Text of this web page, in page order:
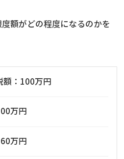
額がどの程度になるのかを
額：100万円
万円
万円